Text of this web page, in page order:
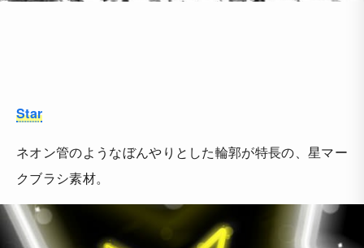
Star
ネオン管のようなぼんやりとした輪郭が特長の、星マー
クブラシ素材。